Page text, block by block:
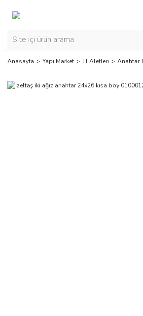
Anasayfa Yapı Market El Aletleri Anahtar